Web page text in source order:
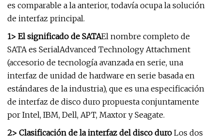
es comparable a la anterior, todavía ocupa la solución
de interfaz principal.
1> El significado de SATAEl nombre completo de
SATA es SerialAdvanced Technology Attachment
(accesorio de tecnología avanzada en serie, una
interfaz de unidad de hardware en serie basada en
estándares de la industria), que es una especificación
de interfaz de disco duro propuesta conjuntamente
por Intel, IBM, Dell, APT, Maxtor y Seagate.
2> Clasificación de la interfaz del disco duro Los dos